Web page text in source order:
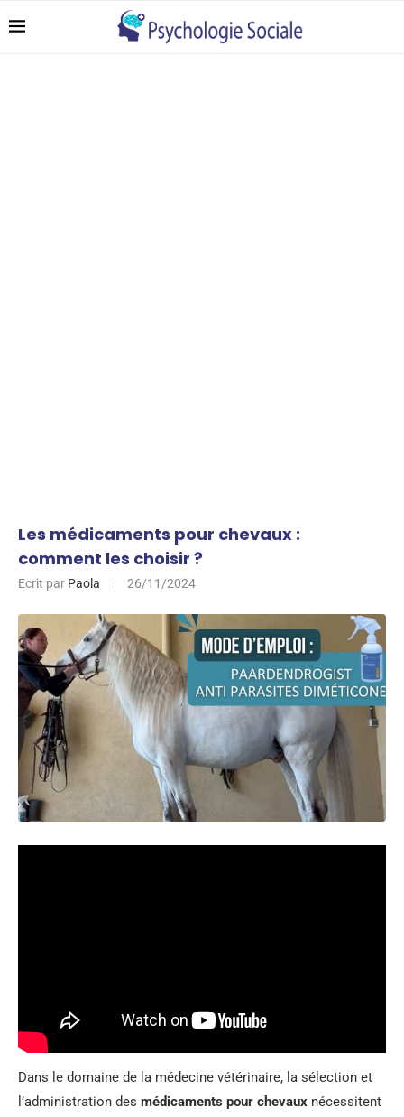
Les médicaments pour chevaux :
comment les choisir ?
Ecrit par Paola 26/11/2024
Dans le domaine de la médecine vétérinaire, la sélection et
l’administration des médicaments pour chevaux nécessitent